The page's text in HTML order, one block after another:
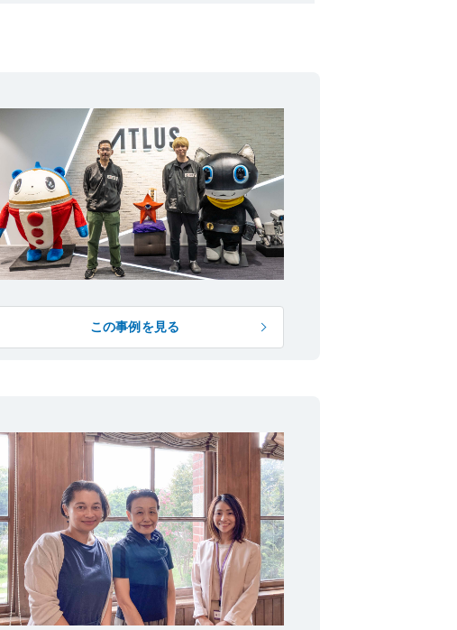
この事例を見る